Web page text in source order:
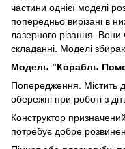
частини однієї моделі
попередньо вирізані в
лазерного різання. Вони
складанні. Моделі
Модель "Корабль
Попередження. Містить
обережні при роботі з
Конструктор
потребує добре